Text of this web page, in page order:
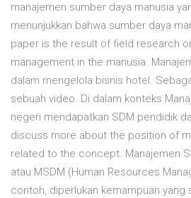
manajemen sumber daya manusia
menunjukkan bahwa sumber daya
paper is the result of field research
management in the manusia.
dalam mengelola bisnis hotel.
sebuah video. Di dalam konteks
negeri mendapatkan SDM pendidik
discuss more about the position of
related to the concept. Manajemen
atau MSDM (Human Resources
contoh, diperlukan kemampuan yang